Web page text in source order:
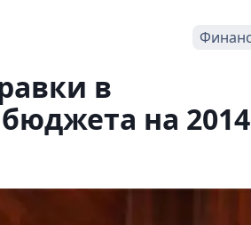
в
на 2014